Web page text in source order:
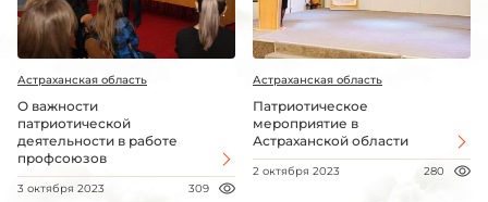
Астраханская область
О важности
патриотической
деятельности в работе
профсоюзов
3 октября 2023 309
Астраханская область
Патриотическое
мероприятие в
Астраханской области
2 октября 2023 280